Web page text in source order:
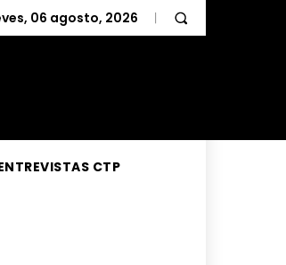
06 agosto, 2026
CTP